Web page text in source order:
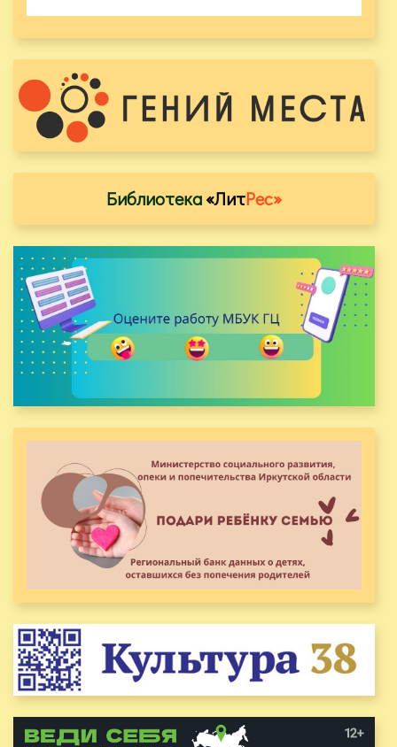
Библиотека«ЛитРес»